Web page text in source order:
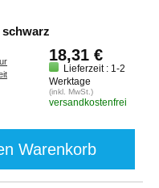
schwarz
18,31 €
Lieferzeit : 1-2
Werktage
(inkl. MwSt.)
versandkostenfrei
Warenkorb